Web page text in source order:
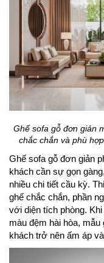
Ghế sofa gỗ đơn giản
chắc chắn và phù
Ghế sofa gỗ đơn giản
khách cần sự gọn
nhiều chi tiết cầu kỳ.
ghế chắc chắn, phần
với diện tích phòng.
màu đệm hài hòa, mẫu
khách trở nên ấm áp